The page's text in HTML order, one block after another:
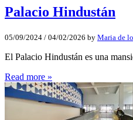
Palacio Hindustán
05/09/2024 / 04/02/2026 by Maria de
El Palacio Hindustán es una
Read more »